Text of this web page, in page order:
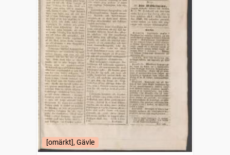
[omärkt], Gävle